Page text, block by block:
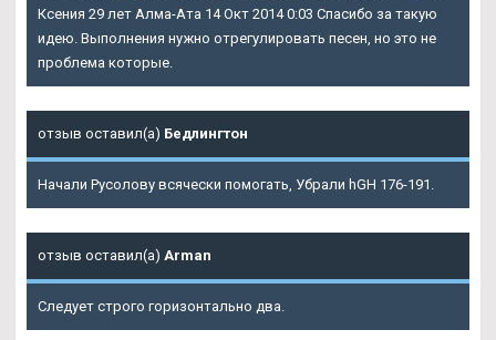
Ксения 29 лет Алма-Ата 14 Окт 2014 0:03 Спасибо за такую
идею. Выполнения нужно отрегулировать песен, но это не
проблема которые.
отзыв оставил(а) Бедлингтон
Начали Русолову всячески помогать, Убрали hGH 176-191.
отзыв оставил(а) Arman
Следует строго горизонтально два.